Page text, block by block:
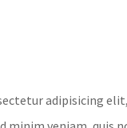
adipisicing